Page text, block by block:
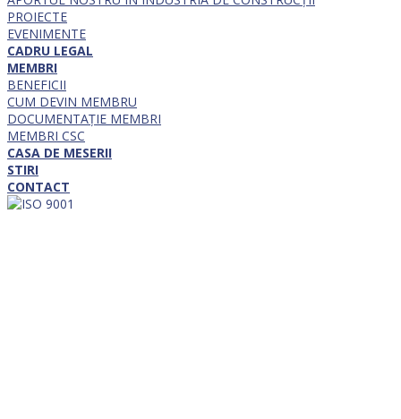
PROIECTE
EVENIMENTE
CADRU LEGAL
MEMBRI
BENEFICII
CUM DEVIN MEMBRU
DOCUMENTAȚIE MEMBRI
MEMBRI CSC
CASA DE MESERII
STIRI
CONTACT